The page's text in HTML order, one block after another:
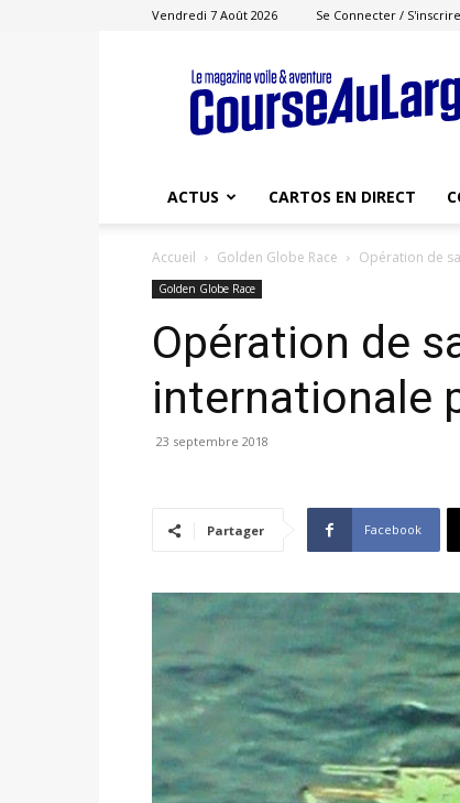
Vendredi 7 Août 2026 Se Connecter / S'inscrire
Course
au
Large
ACTUS CARTOS EN DIRECT
Accueil Golden Globe Race Opération de
Golden Globe Race
Opération de
internationale
23 septembre 2018
Partager Facebook